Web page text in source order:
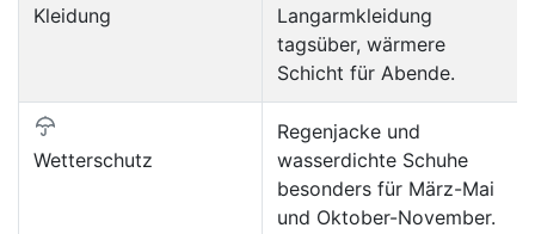
Kleidung
Langarmkleidung
tagsüber, wärmere
Schicht für Abende.
Wetterschutz
Regenjacke und
wasserdichte Schuhe
besonders für März-Mai
und Oktober-November.